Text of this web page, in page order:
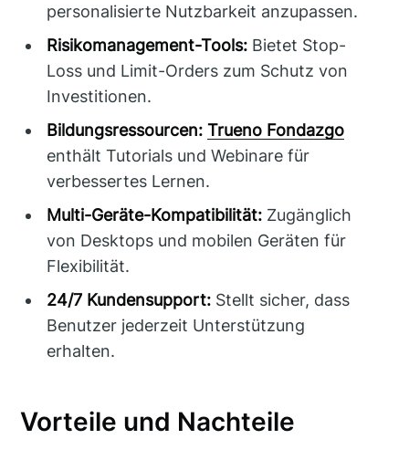
personalisierte Nutzbarkeit anzupassen.
Risikomanagement-Tools: Bietet Stop-
Loss und Limit-Orders zum Schutz von
Investitionen.
Bildungsressourcen: Trueno Fondazgo
enthält Tutorials und Webinare für
verbessertes Lernen.
Multi-Geräte-Kompatibilität: Zugänglich
von Desktops und mobilen Geräten für
Flexibilität.
24/7 Kundensupport: Stellt sicher, dass
Benutzer jederzeit Unterstützung
erhalten.
Vorteile und Nachteile